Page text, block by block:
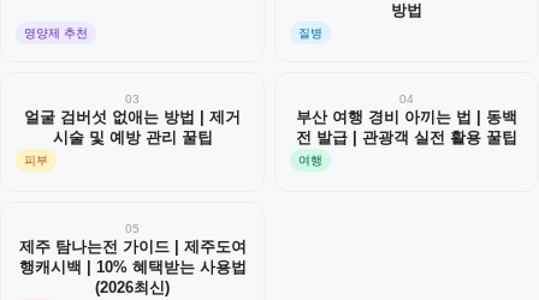
영양제 추천
방법
질병
03
얼굴 검버섯 없애는 방법 | 제거
시술 및 예방 관리 꿀팁
피부
04
부산 여행 경비 아끼는 법 | 동백
전 발급 | 관광객 실전 활용 꿀팁
여행
05
제주 탐나는전 가이드 | 제주도여
행캐시백 | 10% 혜택받는 사용법
(2026최신)